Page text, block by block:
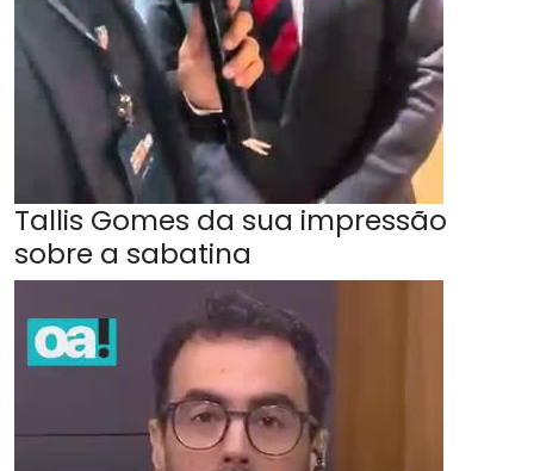
Tallis Gomes da sua impressão
sobre a sabatina